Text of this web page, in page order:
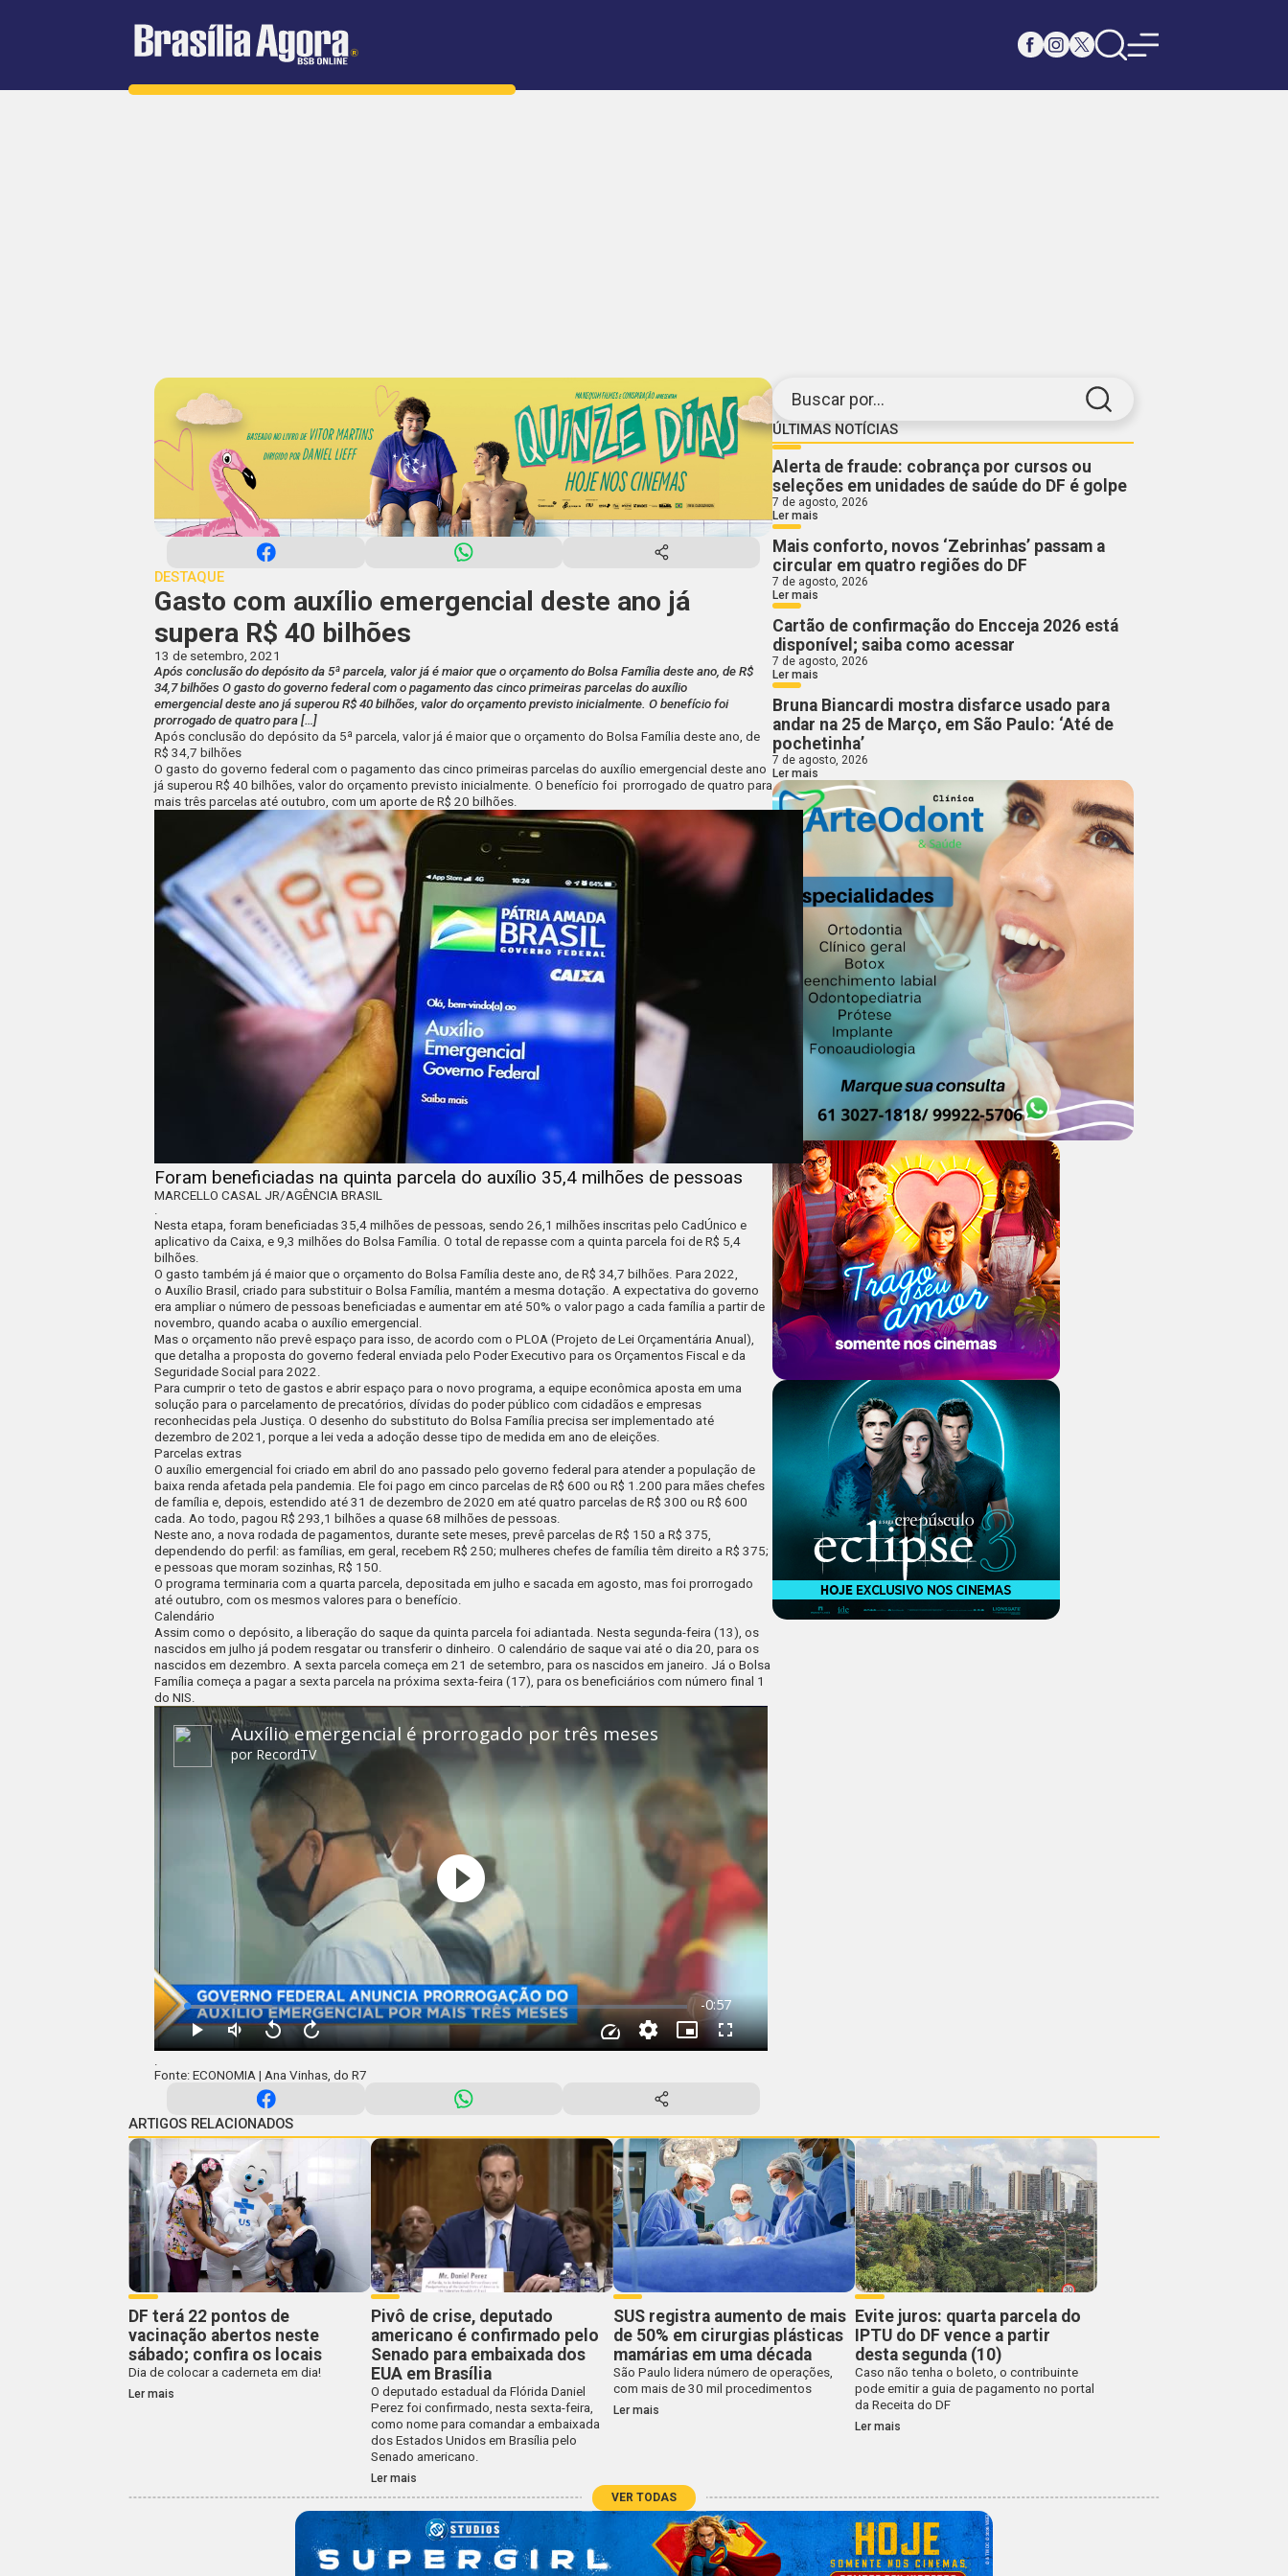
Buscar por...
ÚLTIMAS NOTÍCIAS
Alerta de fraude: cobrança por cursos ou
seleções em unidades de saúde do DF é golpe
7 de agosto, 2026
Ler mais
Mais conforto, novos ‘Zebrinhas’ passam a
circular em quatro regiões do DF
7 de agosto, 2026
Ler mais
Cartão de confirmação do Encceja 2026 está
disponível; saiba como acessar
7 de agosto, 2026
Ler mais
Bruna Biancardi mostra disfarce usado para
andar na 25 de Março, em São Paulo: ‘Até de
pochetinha’
7 de agosto, 2026
Ler mais
DESTAQUE
Gasto com auxílio emergencial deste ano já
supera R$ 40 bilhões
13 de setembro, 2021
Após conclusão do depósito da 5ª parcela, valor já é maior que o orçamento do Bolsa Família deste ano, de R$
34,7 bilhões O gasto do governo federal com o pagamento das cinco primeiras parcelas do auxílio
emergencial deste ano já superou R$ 40 bilhões, valor do orçamento previsto inicialmente. O benefício foi
prorrogado de quatro para […]
Após conclusão do depósito da 5ª parcela, valor já é maior que o orçamento do Bolsa Família deste ano, de
R$ 34,7 bilhões
O gasto do governo federal com o pagamento das cinco primeiras parcelas doauxílio emergencial deste ano
já superou R$ 40 bilhões, valor do orçamento previsto inicialmente. O benefício foi prorrogado de quatro para
mais três parcelas até outubro, com um aporte de R$ 20 bilhões.
Foram beneficiadas na quinta parcela do auxílio 35,4 milhões de pessoas
MARCELLO CASAL JR/AGÊNCIA BRASIL
.
Nesta etapa, foram beneficiadas 35,4 milhões de pessoas, sendo 26,1 milhões inscritas pelo CadÚnico e
aplicativo da Caixa, e 9,3 milhões do Bolsa Família. O total de repasse com a quinta parcela foi de R$ 5,4
bilhões.
O gasto também já é maior que o orçamento do Bolsa Família deste ano, de R$ 34,7 bilhões. Para 2022,
oAuxílio Brasil, criado para substituir o Bolsa Família, mantém a mesma dotação. A expectativa do governo
era ampliar o número de pessoas beneficiadas e aumentar em até 50% o valor pago a cada família a partir de
novembro, quando acaba o auxílio emergencial.
Mas o orçamento não prevê espaço para isso, de acordo com o PLOA (Projeto de Lei Orçamentária Anual),
que detalha a proposta do governo federal enviada pelo Poder Executivo para os Orçamentos Fiscal e da
Seguridade Social para 2022.
Para cumprir o teto de gastos e abrir espaço para o novo programa, a equipe econômica aposta em uma
solução para oparcelamento de precatórios, dívidas do poder público com cidadãos e empresas
reconhecidas pela Justiça. O desenho do substituto do Bolsa Família precisa ser implementado até
dezembro de 2021, porque a lei veda a adoção desse tipo de medida em ano de eleições.
Parcelas extras
O auxílio emergencial foi criado em abril do ano passado pelo governo federal para atender a população de
baixa renda afetada pela pandemia. Ele foi pago em cinco parcelas de R$ 600 ou R$ 1.200 para mães chefes
de família e, depois, estendido até 31 de dezembro de 2020 em até quatro parcelas de R$ 300 ou R$ 600
cada. Ao todo, pagou R$ 293,1 bilhões a quase 68 milhões de pessoas.
Neste ano, a nova rodada de pagamentos, durante sete meses, prevê parcelas de R$ 150 a R$ 375,
dependendo do perfil: as famílias, em geral, recebem R$ 250; mulheres chefes de família têm direito a R$ 375;
e pessoas que moram sozinhas, R$ 150.
O programa terminaria com a quarta parcela, depositada em julho e sacada em agosto, mas foi prorrogado
até outubro, com os mesmos valores para o benefício.
Calendário
Assim como o depósito, a liberação do saque da quinta parcela foi adiantada. Nesta segunda-feira (13), os
nascidos em julho já podem resgatar ou transferir o dinheiro. O calendário de saque vai até o dia 20, para os
nascidos em dezembro. A sexta parcela começa em 21 de setembro, para os nascidos em janeiro. Já o Bolsa
Família começa a pagar a sexta parcela na próxima sexta-feira (17), para os beneficiários com número final 1
do NIS.
.
Fonte: ECONOMIA | Ana Vinhas, do R7
ARTIGOS RELACIONADOS
DF terá 22 pontos de
vacinação abertos neste
sábado; confira os locais
Dia de colocar a caderneta em dia!
Ler mais
Pivô de crise, deputado
americano é confirmado pelo
Senado para embaixada dos
EUA em Brasília
O deputado estadual da Flórida Daniel
Perez foi confirmado, nesta sexta-feira,
como nome para comandar a embaixada
dos Estados Unidos em Brasília pelo
Senado americano.
Ler mais
SUS registra aumento de mais
de 50% em cirurgias plásticas
mamárias em uma década
São Paulo lidera número de operações,
com mais de 30 mil procedimentos
Ler mais
Evite juros: quarta parcela do
IPTU do DF vence a partir
desta segunda (10)
Caso não tenha o boleto, o contribuinte
pode emitir a guia de pagamento no portal
da Receita do DF
Ler mais
VER TODAS